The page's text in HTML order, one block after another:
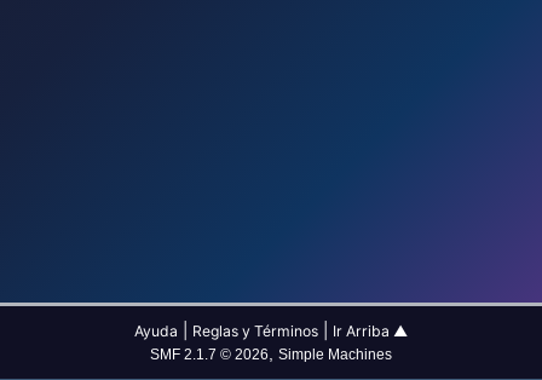
Ayuda Reglas y Términos Ir Arriba ▲
SMF 2.1.7 © 2026, Simple Machines